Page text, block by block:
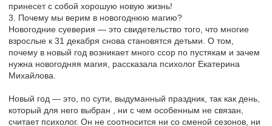
принесет с собой хорошую новую жизнь!
3. Почему мы верим в новогоднюю магию?
Новогодние суеверия — это свидетельство того, что многие
взрослые к 31 декабря снова становятся детьми. О том,
почему в новый год возникает много ссор по пустякам и зачем
нужна новогодняя магия, рассказала психолог Екатерина
Михайлова.
Новый год — это, по сути, выдуманный праздник, так как день,
который для него выбран , ни с чем особенным не связан,
считает психолог. Он не соотносится ни со сменой сезонов, ни